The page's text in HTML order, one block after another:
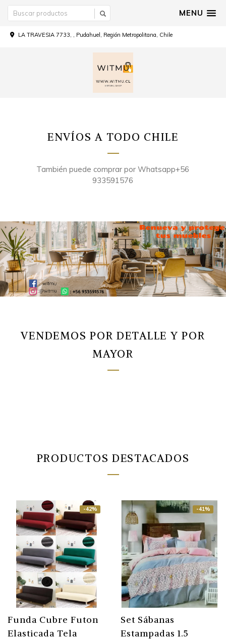
MENU
LA TRAVESIA 7733, , Pudahuel, Región Metropolitana, Chile
ENVÍOS A TODO CHILE
También puede comprar por Whatsapp+56
933591576
VENDEMOS POR DETALLE Y POR
MAYOR
PRODUCTOS DESTACADOS
-42%
Funda Cubre Futon
Elasticada Tela
-41%
Set Sábanas
Estampadas 1.5